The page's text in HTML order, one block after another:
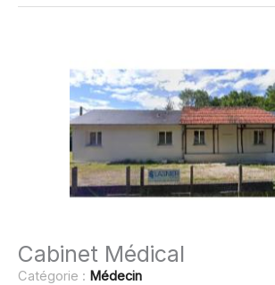
Cabinet Médical
Catégorie : Médecin